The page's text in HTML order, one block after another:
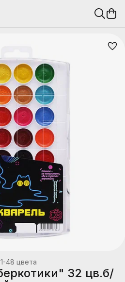
48 цвета
принадлежности32 цв.б/